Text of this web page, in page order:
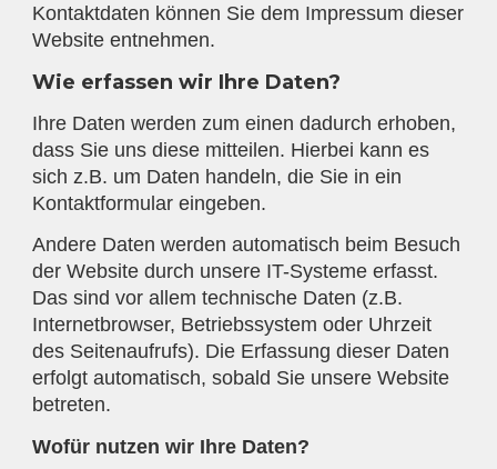
Kontaktdaten können Sie dem Impressum dieser
Website entnehmen.
Wie erfassen wir Ihre Daten?
Ihre Daten werden zum einen dadurch erhoben,
dass Sie uns diese mitteilen. Hierbei kann es
sich z.B. um Daten handeln, die Sie in ein
Kontaktformular eingeben.
Andere Daten werden automatisch beim Besuch
der Website durch unsere IT-Systeme erfasst.
Das sind vor allem technische Daten (z.B.
Internetbrowser, Betriebssystem oder Uhrzeit
des Seitenaufrufs). Die Erfassung dieser Daten
erfolgt automatisch, sobald Sie unsere Website
betreten.
Wofür nutzen wir Ihre Daten?